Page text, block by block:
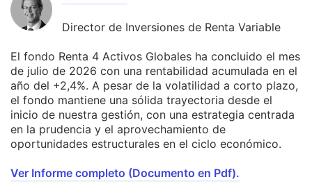
Director de Inversiones de Renta Variable
El fondo Renta 4 Activos Globales ha concluido el mes
de julio de 2026 con una rentabilidad acumulada en el
año del +2,4%. A pesar de la volatilidad a corto plazo,
el fondo mantiene una sólida trayectoria desde el
inicio de nuestra gestión, con una estrategia centrada
en la prudencia y el aprovechamiento de
oportunidades estructurales en el ciclo económico.
Ver Informe completo (Documento en Pdf).